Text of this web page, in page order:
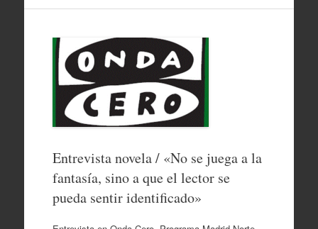
Entrevista novela / «No se juega a la
fantasía, sino a que el lector se
pueda sentir identificado»